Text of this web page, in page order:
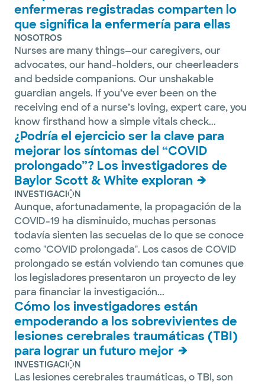
¿Podría el ejercicio ser la clave para
mejorar los síntomas del “COVID
prolongado”? Los investigadores de
Baylor Scott & White exploran
INVESTIGACIÓN
Aunque, afortunadamente, la propagación de la
COVID-19 ha disminuido, muchas personas
todavía sienten las secuelas de lo que se conoce
como "COVID prolongada". Los casos de COVID
prolongado se están volviendo tan comunes que
los legisladores presentaron un proyecto de ley
para financiar la investigación...
Cómo los investigadores están
empoderando a los sobrevivientes de
lesiones cerebrales traumáticas (TBI)
para lograr un futuro mejor
INVESTIGACIÓN
Las lesiones cerebrales traumáticas, o TBI, son
enfermeras registradas comparten lo
que significa la enfermería para ellas
NOSOTROS
Nurses are many things—our caregivers, our
advocates, our hand-holders, our cheerleaders
and bedside companions. Our unshakable
guardian angels. If you’ve ever been on the
receiving end of a nurse’s loving, expert care, you
know firsthand how a simple vitals check...